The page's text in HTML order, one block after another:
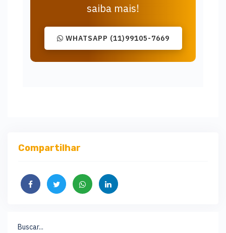
saiba mais!
WHATSAPP (11)99105-7669
Compartilhar
Buscar...